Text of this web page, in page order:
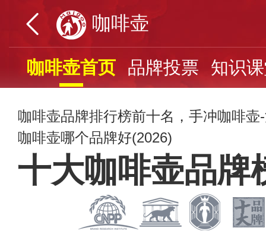
咖啡壶
咖啡壶首页 品牌投票 知识
咖啡壶品牌排行榜前十名，手冲咖啡
咖啡壶哪个品牌好(2026)
十大咖啡壶品牌